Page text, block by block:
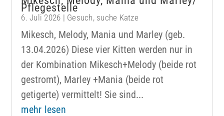
Pflegestelle
6. Juli 2026 | Gesuch, suche Katze
Mikesch, Melody, Mania und Marley (geb.
13.04.2026) Diese vier Kitten werden nur in
der Kombination Mikesch+Melody (beide rot
gestromt), Marley +Mania (beide rot
getigerte) vermittelt! Sie sind...
mehr lesen